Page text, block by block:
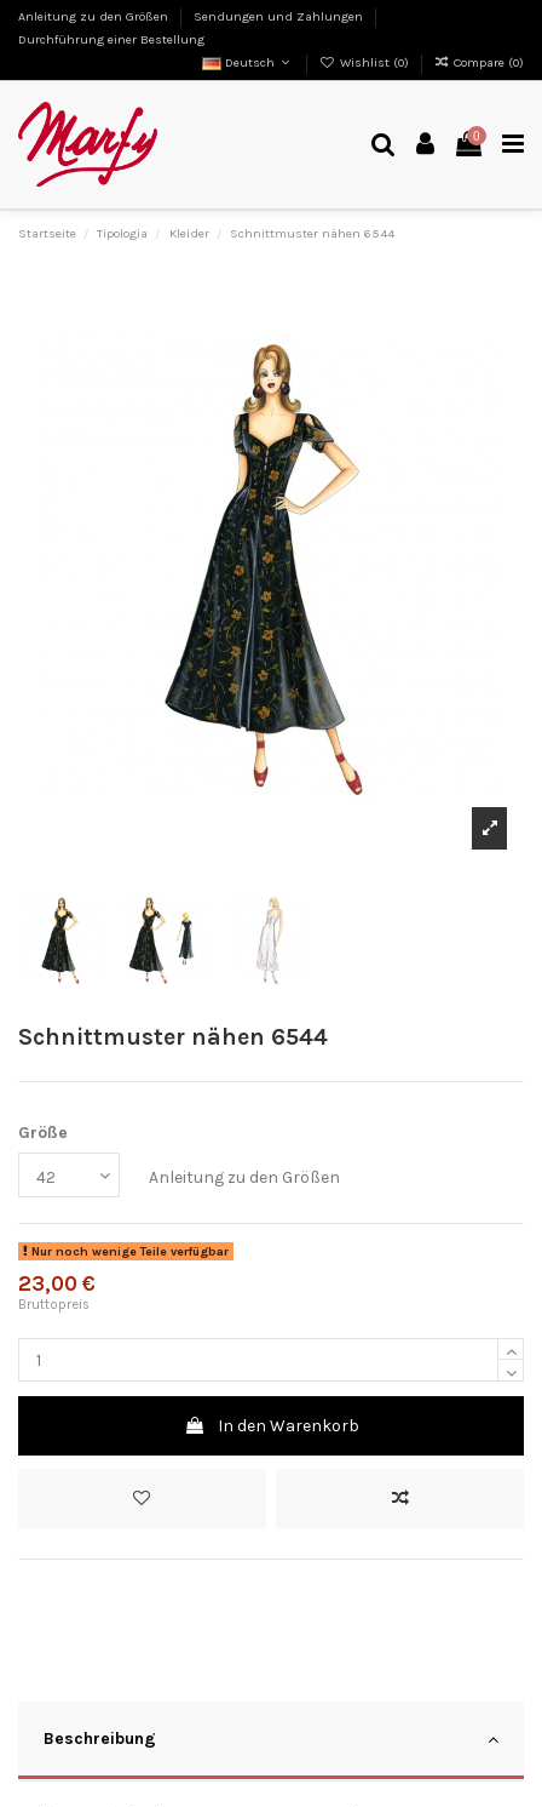
Anleitung zu den Größen
Sendungen und Zahlungen
Durchführung einer Bestellung
Deutsch
Wishlist (0) Compare (0)
0
Startseite Tipologia Kleider Schnittmuster nähen 6544
Schnittmuster nähen 6544
Größe
Anleitung zu den Größen
Nur noch wenige Teile verfügbar
23,00 €
Bruttopreis
In den Warenkorb
Beschreibung